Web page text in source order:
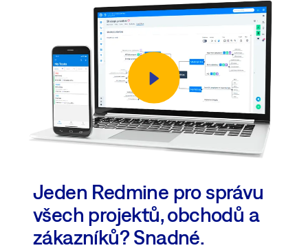
Jeden Redmine pro správu
všech projektů, obchodů a
zákazníků? Snadné.